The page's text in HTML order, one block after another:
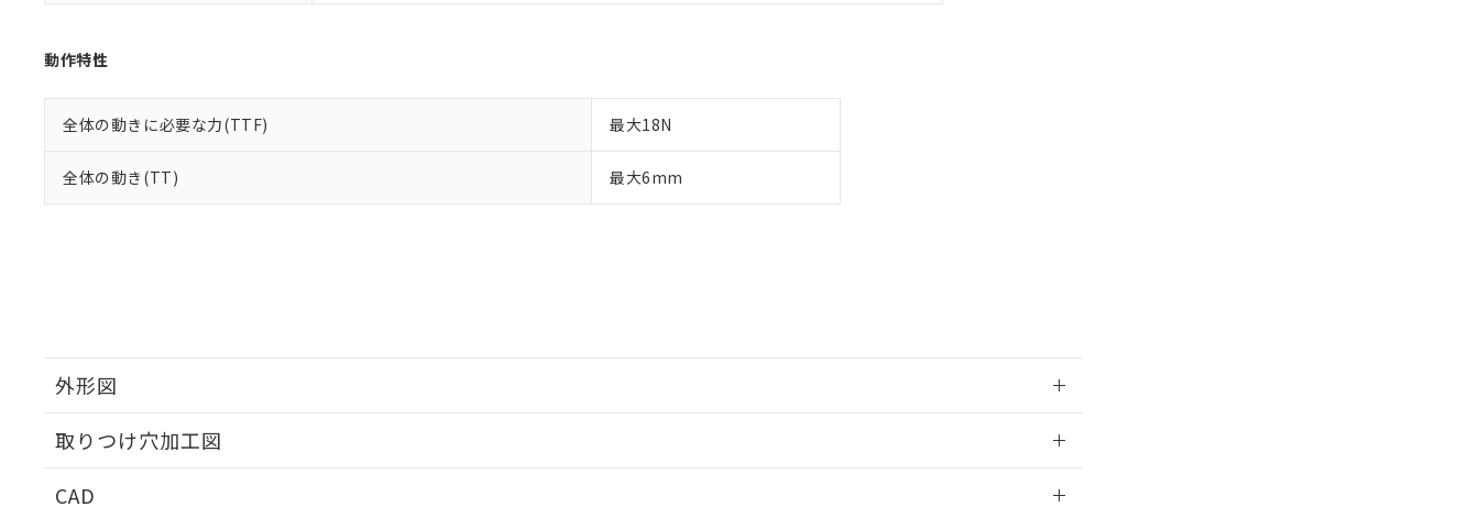
動作特性
全体の動きに必要な力(TTF) 最大18N
全体の動き(TT) 最大6mm
外形図
取りつけ穴加工図
CAD